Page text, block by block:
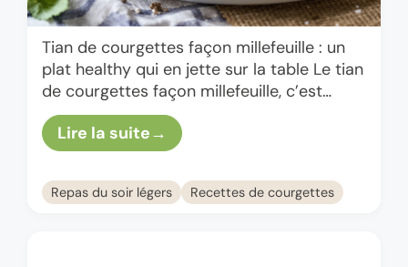
Tian de courgettes façon millefeuille : un
plat healthy qui en jette sur la table Le tian
de courgettes façon millefeuille, c’est
typiquement le genre de plat qui te donne
…
Lire la suite
Repas du soir légers Recettes de courgettes